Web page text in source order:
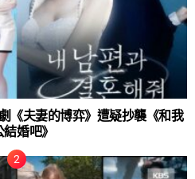
《夫妻的博弈》遭疑抄襲《和我
婚吧》